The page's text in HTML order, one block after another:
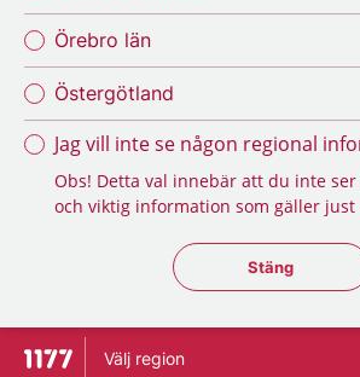
Örebro län
Östergötland
Jag vill inte se någon regional
Obs! Detta val innebär att du inte
och viktig information som gäller
Stäng
Stäng
Till startsidan för 1177
Välj region